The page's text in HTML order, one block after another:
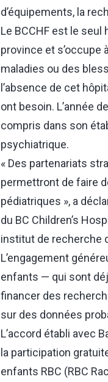
d’équipements, la
Le BCCHF est le
province et s’occupe
maladies ou des
l’absence de cet
ont besoin. L’année
compris dans son
psychiatrique.
« Des partenariats
permettront de faire
pédiatriques », a
du BC Children’s
institut de recherche
L’engagement
enfants — qui sont
financer des
sur des données
L’accord établi avec
la participation
enfants RBC (RBC